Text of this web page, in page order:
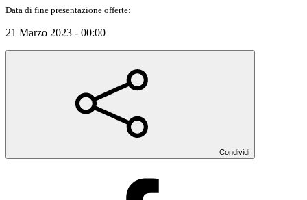
Data di fine presentazione offerte:
21 Marzo 2023 - 00:00
Condividi